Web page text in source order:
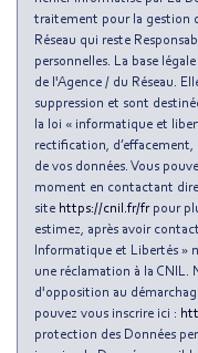
Habitants de moins de
Habitants de 25 à 55 ans
Habitants de plus de 55
Nombre d'enfants par
Familles sans enfant
Familles avec 1 ou 2
Maisons
Appartements
Familles avec 3 enfants
traitement pour la gestion
Réseau qui reste
personnelles. La base
de l'Agence / du Réseau.
suppression et sont
la loi « informatique et
rectification,
de vos données. Vous
moment en contactant
site https://cnil.fr/frpour
estimez, après avoir
Informatique et Libertés »
une réclamation à la CNIL.
d'opposition au
pouvez vous inscrire ici :
protection des Données